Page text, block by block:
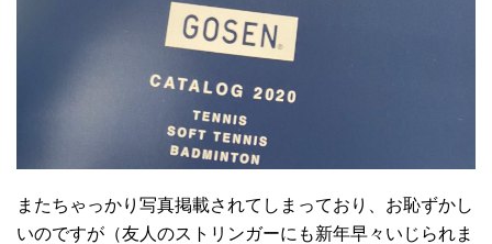
またちゃっかり写真掲載されてしまっており、お恥ずかし
いのですが（友人のストリンガーにも新年早々いじられま